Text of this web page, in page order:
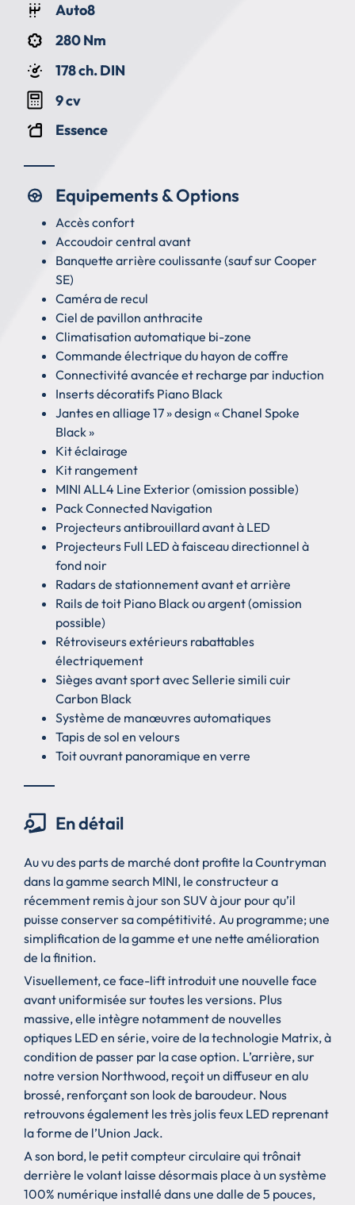
Auto8
280 Nm
178 ch. DIN
9 cv
Essence
Equipements & Options
Accès confort
Accoudoir central avant
Banquette arrière coulissante (sauf sur Cooper
SE)
Caméra de recul
Ciel de pavillon anthracite
Climatisation automatique bi-zone
Commande électrique du hayon de coffre
Connectivité avancée et recharge par induction
Inserts décoratifs Piano Black
Jantes en alliage 17 » design « Chanel Spoke
Black »
Kit éclairage
Kit rangement
MINI ALL4 Line Exterior (omission possible)
Pack Connected Navigation
Projecteurs antibrouillard avant à LED
Projecteurs Full LED à faisceau directionnel à
fond noir
Radars de stationnement avant et arrière
Rails de toit Piano Black ou argent (omission
possible)
Rétroviseurs extérieurs rabattables
électriquement
Sièges avant sport avec Sellerie simili cuir
Carbon Black
Système de manœuvres automatiques
Tapis de sol en velours
Toit ouvrant panoramique en verre
En détail
Au vu des parts de marché dont profite la Countryman
dans la gamme search MINI, le constructeur a
récemment remis à jour son SUV à jour pour qu’il
puisse conserver sa compétitivité. Au programme; une
simplification de la gamme et une nette amélioration
de la finition.
Visuellement, ce face-lift introduit une nouvelle face
avant uniformisée sur toutes les versions. Plus
massive, elle intègre notamment de nouvelles
optiques LED en série, voire de la technologie Matrix, à
condition de passer par la case option. L’arrière, sur
notre version Northwood, reçoit un diffuseur en alu
brossé, renforçant son look de baroudeur. Nous
retrouvons également les très jolis feux LED reprenant
la forme de l’Union Jack.
A son bord, le petit compteur circulaire qui trônait
derrière le volant laisse désormais place à un système
100% numérique installé dans une dalle de 5 pouces,